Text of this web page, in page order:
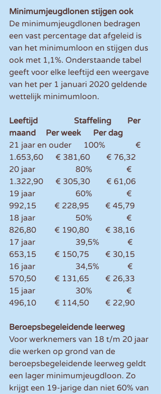
Minimumjeugdlonen stijgen ook
De minimumjeugdlonen bedragen
een vast percentage dat afgeleid is
van het minimumloon en stijgen dus
ook met 1,1%. Onderstaande tabel
geeft voor elke leeftijd een weergave
van het per 1 januari 2020 geldende
wettelijk minimumloon.
Leeftijd                  Staffeling        Per
maand     Per week      Per dag
21 jaar en ouder      100%               €
1.653,60      € 381,60        € 76,32
20 jaar                    80%                 €
1.322,90      € 305,30        € 61,06
19 jaar                    60%                 €
992,15         € 228,95        € 45,79
18 jaar                    50%                 €
826,80         € 190,80        € 38,16
17 jaar                    39,5%              €
653,15         € 150,75        € 30,15
16 jaar                    34,5%              €
570,50         € 131,65        € 26,33
15 jaar                    30%                 €
496,10         € 114,50        € 22,90
Beroepsbegeleidende leerweg
Voor werknemers van 18 t/m 20 jaar
die werken op grond van de
beroepsbegeleidende leerweg geldt
een lager minimumjeugdloon. Zo
krijgt een 19-jarige dan niet 60% van